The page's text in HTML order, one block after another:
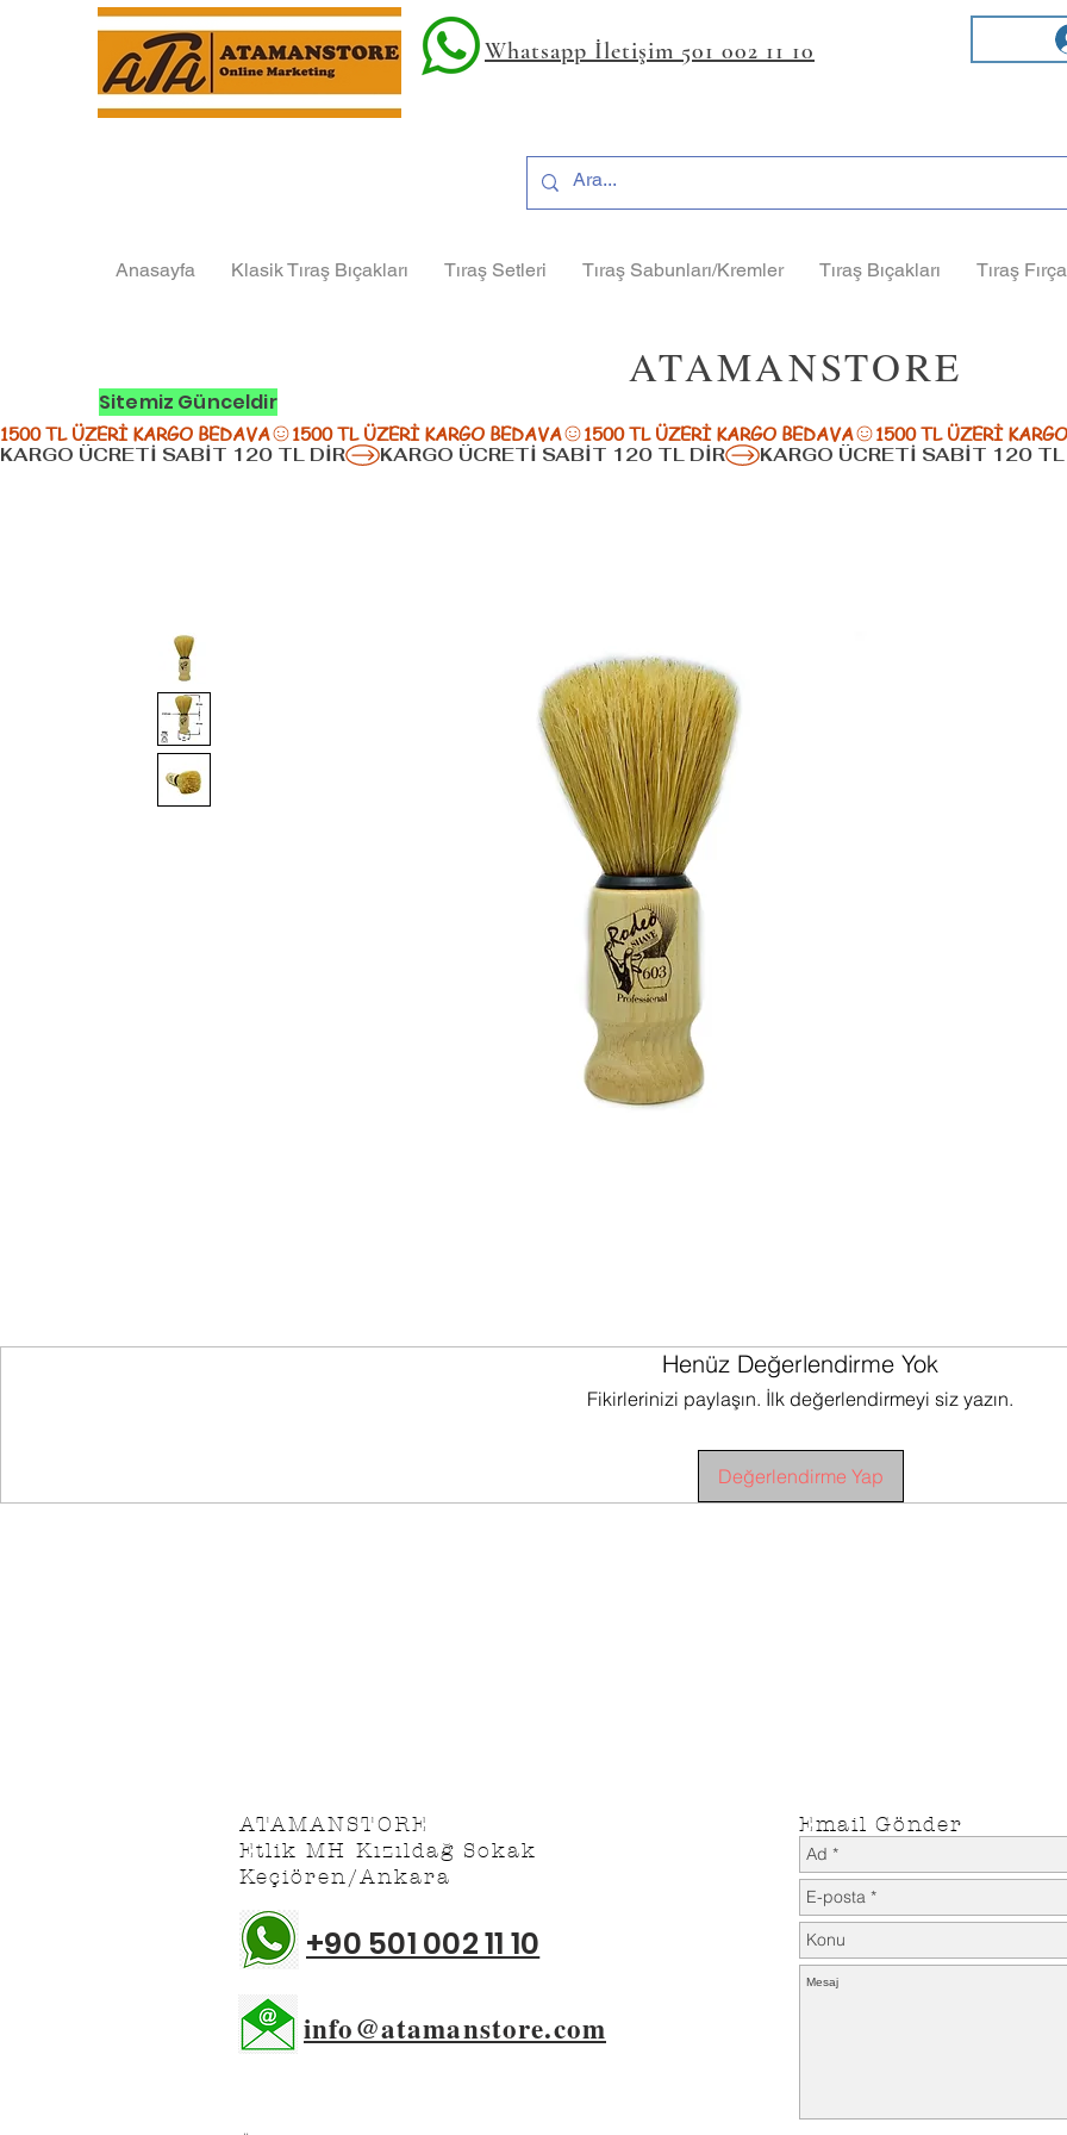
Whatsapp İletişim 501 002 11 10
Anasayfa Klasik Tıraş Bıçakları Tıraş Setleri Tıraş Sabunları/Kremler Tıraş Bıçakları Tıraş
ATAMANSTORE
Sitemiz Günceldir
1500 TL ÜZERİ KARGO BEDAVA
KARGO ÜCRETİ SABİT 120 TL DİR
Henüz Değerlendirme Yok
Fikirlerinizi paylaşın. İlk değerlendirmeyi siz yazın.
Değerlendirme Yap
Email Gönder
ATAMANSTORE
Etlik MH Kızıldağ Sokak
Keçiören/Ankara
+90 501 002 11 10
info@atamanstore.com